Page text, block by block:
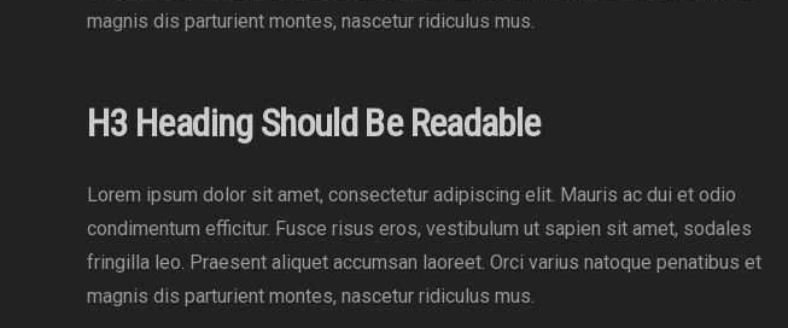
magnis dis parturient montes, nascetur ridiculus mus.
H3 Heading Should Be Readable
Lorem ipsum dolor sit amet, consectetur adipiscing elit. Mauris ac dui et odio
condimentum efficitur. Fusce risus eros, vestibulum ut sapien sit amet, sodales
fringilla leo. Praesent aliquet accumsan laoreet. Orci varius natoque penatibus et
magnis dis parturient montes, nascetur ridiculus mus.